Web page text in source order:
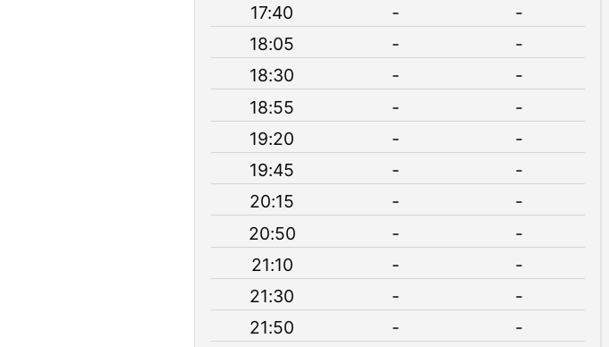
17:40
-
-
18:05
-
-
18:30
-
-
18:55
-
-
19:20
-
-
19:45
-
-
20:15
-
-
20:50
-
-
21:10
-
-
21:30
-
-
21:50
-
-